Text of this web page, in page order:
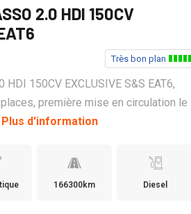
2.0 HDI 150CV
Très bon plan
HDI 150CV EXCLUSIVE S&S EAT6,
première mise en circulation le
Plus d'information
166300km Diesel